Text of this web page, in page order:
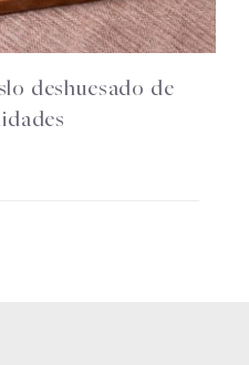
deshuesado de